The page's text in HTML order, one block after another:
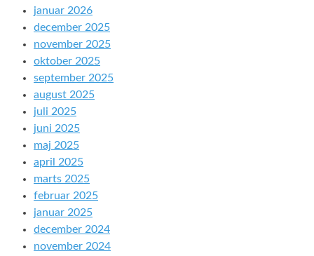
januar 2026
december 2025
november 2025
oktober 2025
september 2025
august 2025
juli 2025
juni 2025
maj 2025
april 2025
marts 2025
februar 2025
januar 2025
december 2024
november 2024